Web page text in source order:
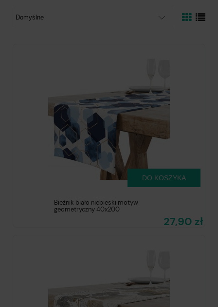
Bieżnik biało niebieski motyw
geometryczny 40x200
27,90 zł
DO KOSZYKA